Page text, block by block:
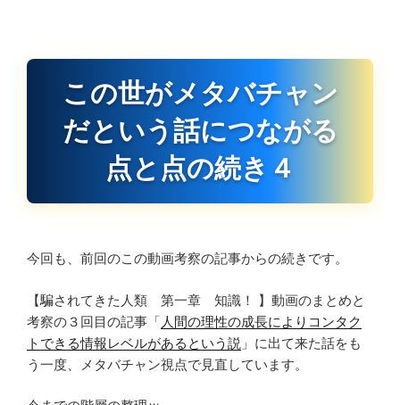
この世がメタバチャン
だという話につながる
点と点の続き４
今回も、前回のこの動画考察の記事からの続きです。
【騙されてきた人類 第一章 知識！ 】動画のまとめと
考察の３回目の記事「 人間の理性の成長によりコンタク
トできる情報レベルがあるという説 」に出て来た話をも
う一度、メタバチャン視点で見直しています。